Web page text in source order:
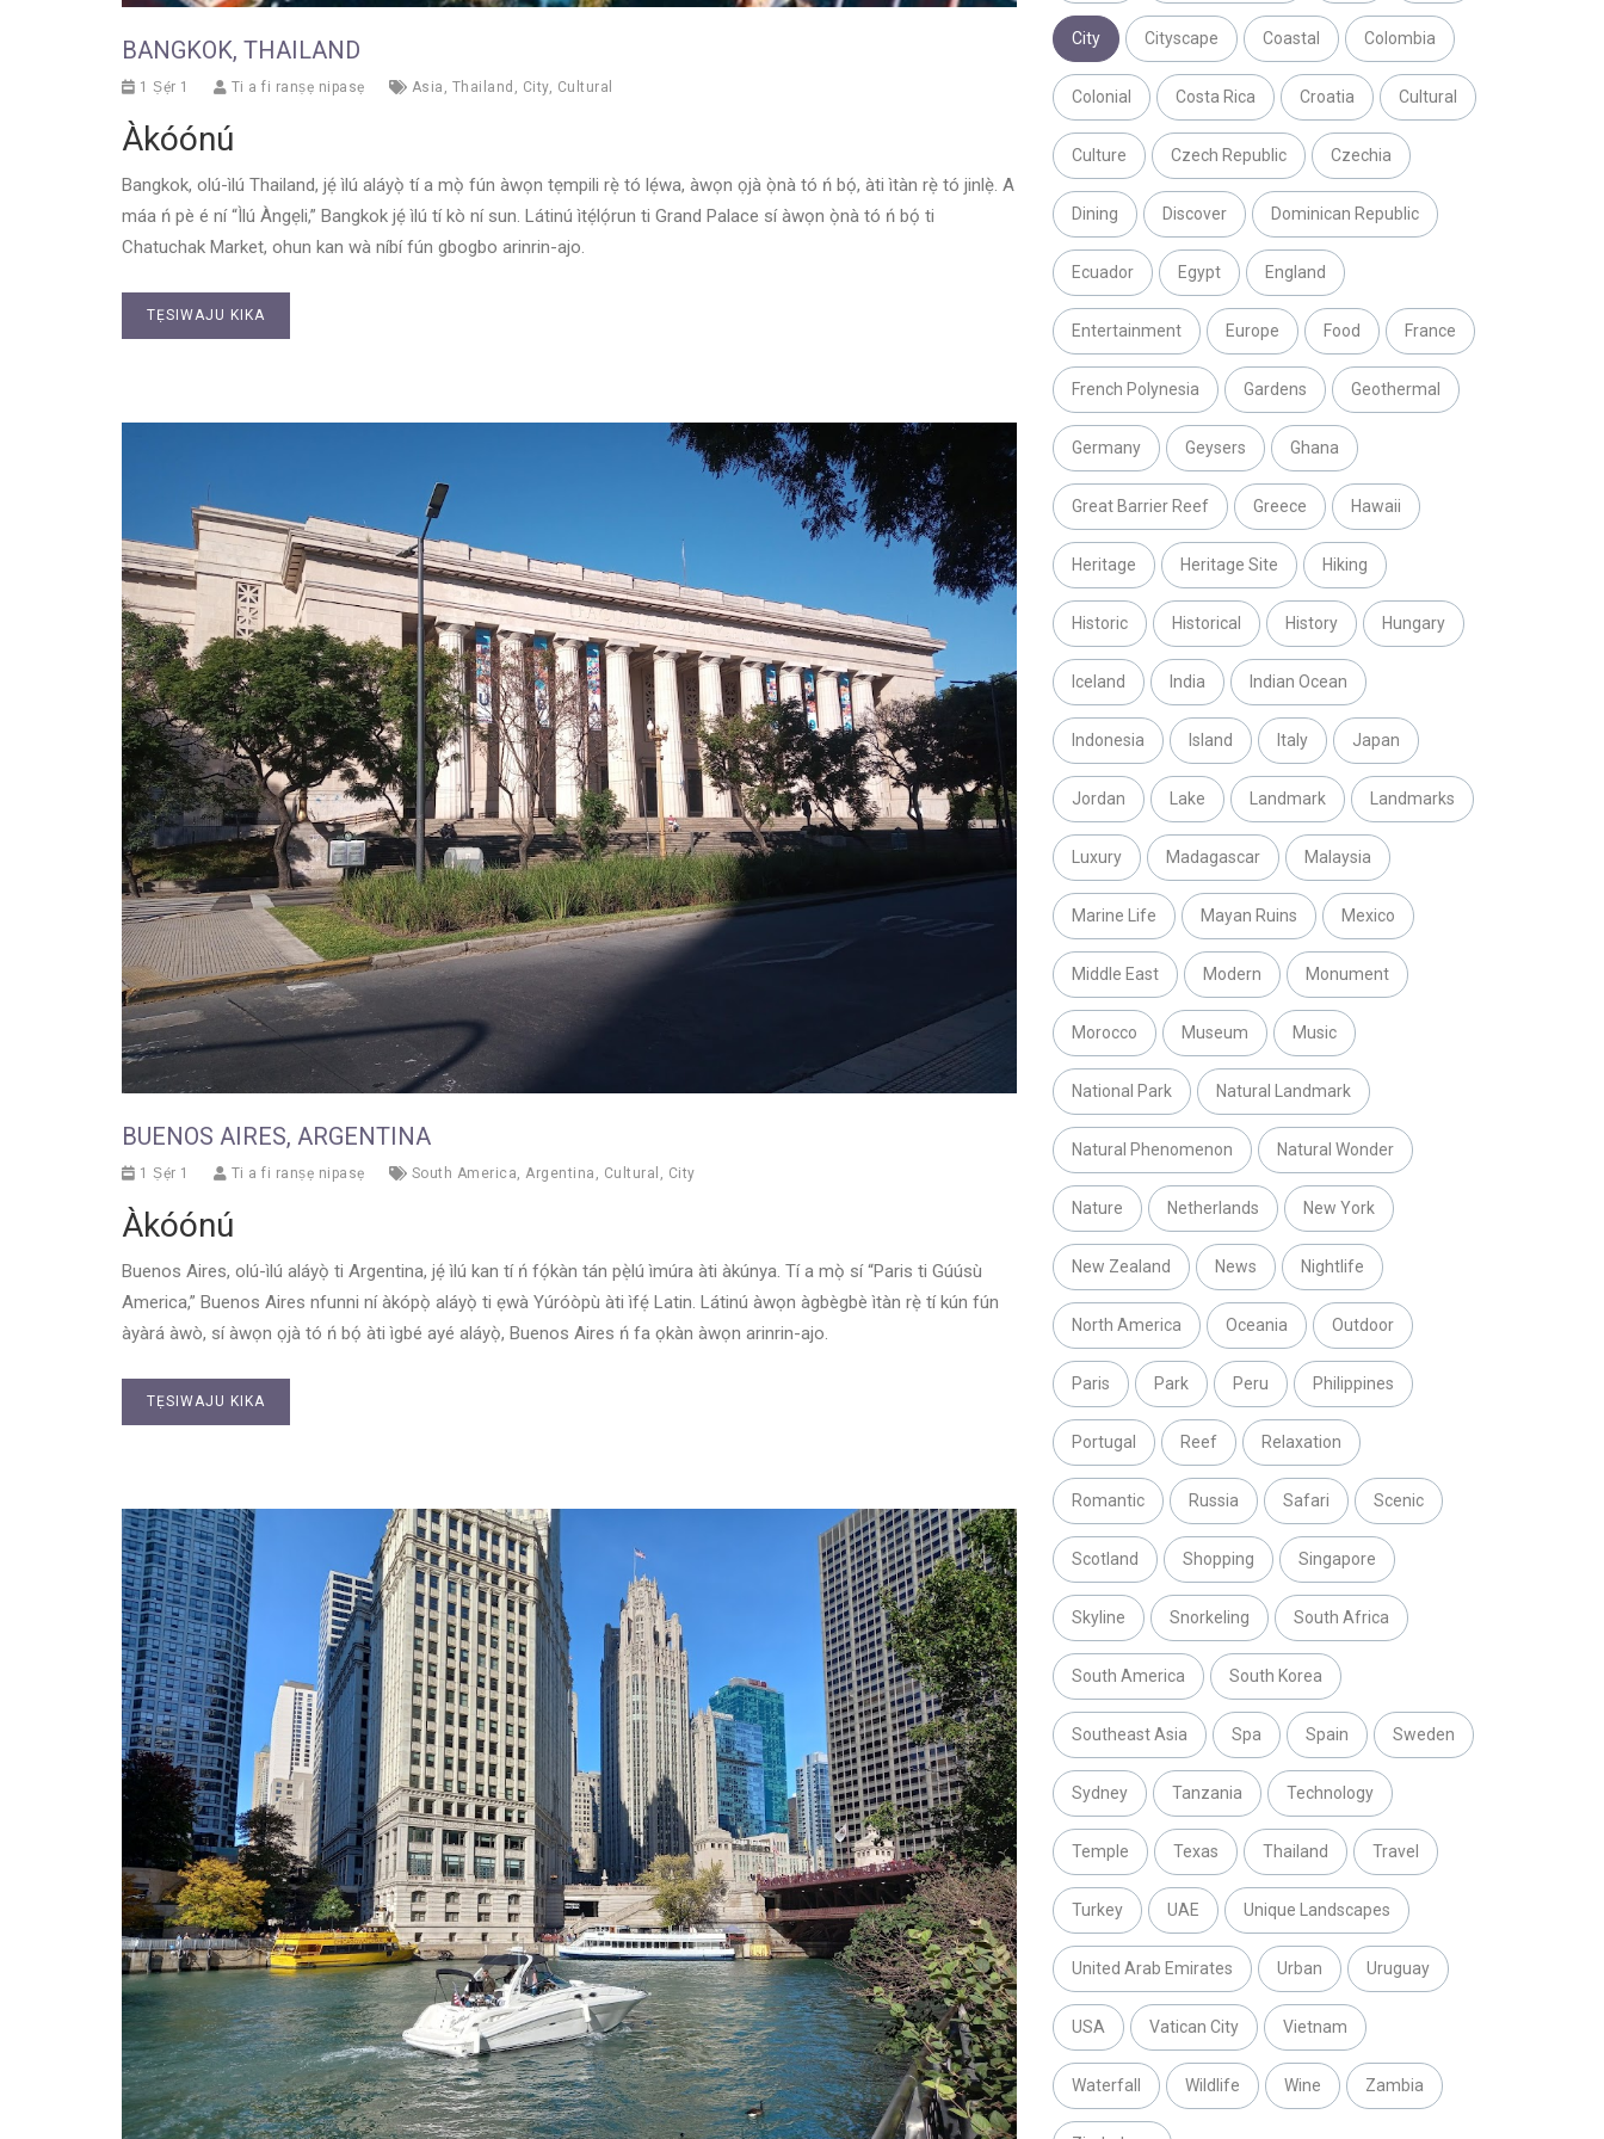
BANGKOK, THAILAND
1 Ṣẹ́r 1 Ti a fi ranṣẹ nipasẹ Asia , Thailand , City, Cultural
Àkóónú
Bangkok, olú-ìlú Thailand, jẹ́ ìlú aláyọ̀ tí a mọ̀ fún àwọn tẹmpili rẹ̀ tó lẹ́wa, àwọn ọjà ọ̀nà tó ń bọ́, àti ìtàn rẹ̀ tó jinlẹ̀. A
máa ń pè é ní “Ìlú Àngẹli,” Bangkok jẹ́ ìlú tí kò ní sun. Látinú ìtẹ́lọ́run ti Grand Palace sí àwọn ọ̀nà tó ń bọ́ ti
Chatuchak Market, ohun kan wà níbí fún gbogbo arinrin-ajo.
TẸSIWAJU KIKA
BUENOS AIRES, ARGENTINA
1 Ṣẹ́r 1 Ti a fi ranṣẹ nipasẹ South America, Argentina , Cultural , City
Àkóónú
Buenos Aires, olú-ìlú aláyọ̀ ti Argentina, jẹ́ ìlú kan tí ń fọ́kàn tán pẹ̀lú ìmúra àti àkúnya. Tí a mọ̀ sí “Paris ti Gúúsù
America,” Buenos Aires nfunni ní àkópọ̀ aláyọ̀ ti ẹwà Yúróòpù àti ìfẹ́ Latin. Látinú àwọn àgbègbè ìtàn rẹ̀ tí kún fún
àyàrá àwò, sí àwọn ọjà tó ń bọ́ àti ìgbé ayé aláyọ̀, Buenos Aires ń fa ọkàn àwọn arinrin-ajo.
TẸSIWAJU KIKA
City Cityscape Coastal Colombia
Colonial Costa Rica Croatia Cultural
Culture Czech Republic Czechia
Dining Discover Dominican Republic
Ecuador Egypt England
Entertainment Europe Food France
French Polynesia Gardens Geothermal
Germany Geysers Ghana
Great Barrier Reef Greece Hawaii
Heritage Heritage Site Hiking
Historic Historical History Hungary
Iceland India Indian Ocean
Indonesia Island Italy Japan
Jordan Lake Landmark Landmarks
Luxury Madagascar Malaysia
Marine Life Mayan Ruins Mexico
Middle East Modern Monument
Morocco Museum Music
National Park Natural Landmark
Natural Phenomenon Natural Wonder
Nature Netherlands New York
New Zealand News Nightlife
North America Oceania Outdoor
Paris Park Peru Philippines
Portugal Reef Relaxation
Romantic Russia Safari Scenic
Scotland Shopping Singapore
Skyline Snorkeling South Africa
South America South Korea
Southeast Asia Spa Spain Sweden
Sydney Tanzania Technology
Temple Texas Thailand Travel
Turkey UAE Unique Landscapes
United Arab Emirates Urban Uruguay
USA Vatican City Vietnam
Waterfall Wildlife Wine Zambia